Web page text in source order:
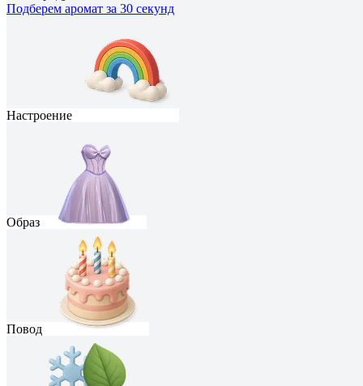
Подберем аромат за 30 секунд
Настроение
Образ
Повод